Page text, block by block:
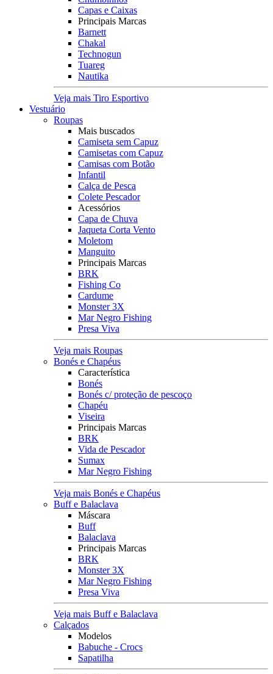
Capas e Caixas
Principais Marcas
Barnett
Chakal
Technogun
Tuareg
Nautika
Veja mais Tiro Esportivo
Vestuário
Roupas
Mais buscados
Camiseta sem Capuz
Camisetas com Capuz
Camisas com Botão
Infantil
Calça de Pesca
Colete Pescador
Acessórios
Capa de Chuva
Jaqueta Corta Vento
Moletom
Manguito
Principais Marcas
BRK
Fishing Co
Cardume
Monster 3X
Mar Negro Fishing
Presa Viva
Veja mais Roupas
Bonés e Chapéus
Característica
Bonés
Bonés c/ proteção de pescoço
Chapéu
Viseira
Principais Marcas
BRK
Vida de Pescador
Sumax
Mar Negro Fishing
Veja mais Bonés e Chapéus
Buff e Balaclava
Máscara
Buff
Balaclava
Principais Marcas
BRK
Monster 3X
Mar Negro Fishing
Presa Viva
Veja mais Buff e Balaclava
Calçados
Modelos
Babuche - Crocs
Sapatilha